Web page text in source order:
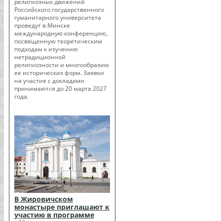
Российского государственного
гуманитарного университета
проведут в Минске
международную конференцию,
посвященную теоретическим
подходам к изучению
нетрадиционной
религиозности и многообразию
ее исторических форм. Заявки
на участие с докладами
принимаются до 20 марта 2027
года.
В Жировичском
монастыре приглашают к
участию в программе